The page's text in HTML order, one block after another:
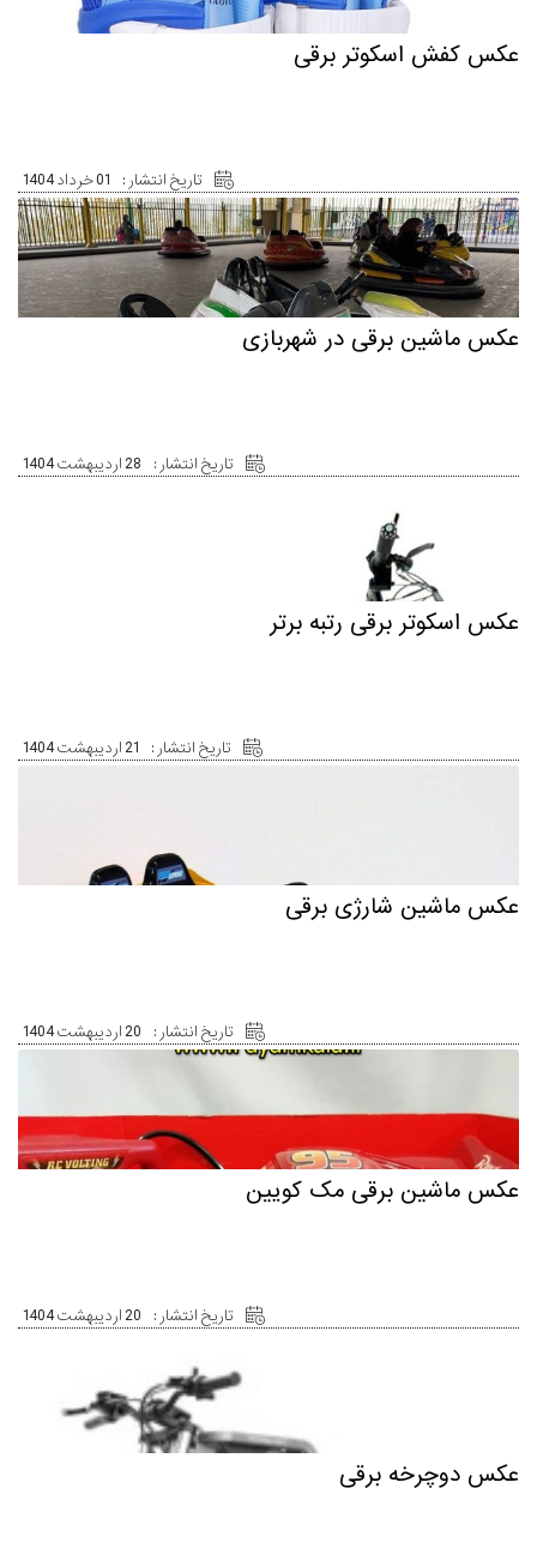
عکس کفش اسکوتر برقی
تاریخ انتشار : 01 خرداد 1404
عکس ماشین برقی در شهربازی
تاریخ انتشار : 28 اردیبهشت 1404
عکس اسکوتر برقی رتبه برتر
تاریخ انتشار : 21 اردیبهشت 1404
عکس ماشین شارژی برقی
تاریخ انتشار : 20 اردیبهشت 1404
عکس ماشین برقی مک کویین
تاریخ انتشار : 20 اردیبهشت 1404
عکس دوچرخه برقی